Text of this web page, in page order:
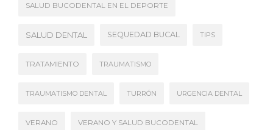
SALUD BUCODENTAL EN EL DEPORTE
SALUD DENTAL SEQUEDAD BUCAL TIPS
TRATAMIENTO TRAUMATISMO
TRAUMATISMO DENTAL TURRÓN URGENCIA DENTAL
VERANO VERANO Y SALUD BUCODENTAL